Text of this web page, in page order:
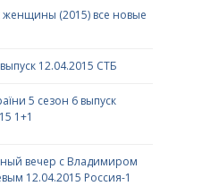
женщины (2015) все новые
12.04.2015 СТБ
5 сезон 6 выпуск
1+1
вечер с Владимиром
12.04.2015 Россия-1